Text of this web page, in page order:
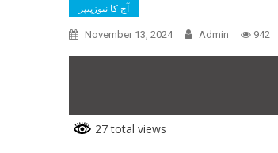
آج کا نیوزپیپر
November 13, 2024 Admin 942
27 total views